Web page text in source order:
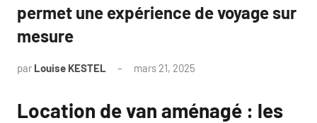
permet une expérience de voyage sur
mesure
par Louise KESTEL mars 21, 2025
Location de van aménagé : les